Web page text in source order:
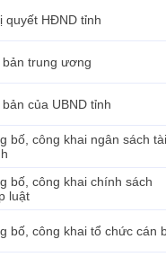
quyết HĐND tỉnh
bản trung ương
của UBND tỉnh
bố, công khai ngân sách tài
bố, công khai chính sách
luật
bố, công khai tổ chức cán